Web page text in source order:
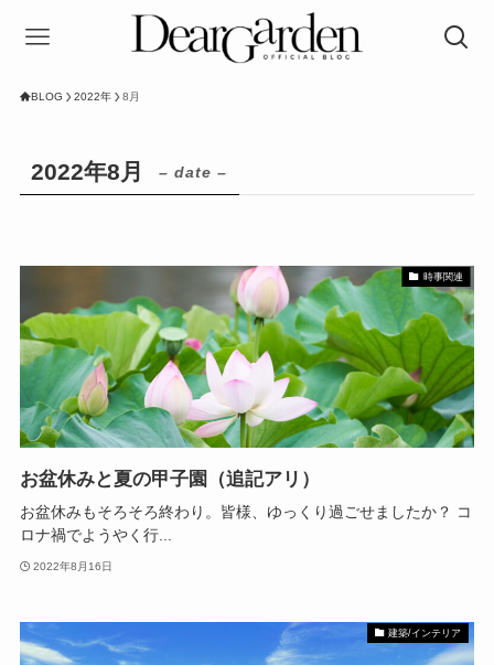
BLOG 2022年 8月
2022年8月 – date –
時事関連
お盆休みと夏の甲子園（追記アリ）
お盆休みもそろそろ終わり。皆様、ゆっくり過ごせましたか？ コ
ロナ禍でようやく行...
2022年8月16日
建築/インテリア